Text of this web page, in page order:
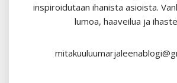
inspiroidutaan ihanista asioista.
lumoa, haaveilua ja